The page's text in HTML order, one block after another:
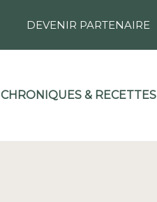
DEVENIR PARTENAIRE
CHRONIQUES & RECETTES